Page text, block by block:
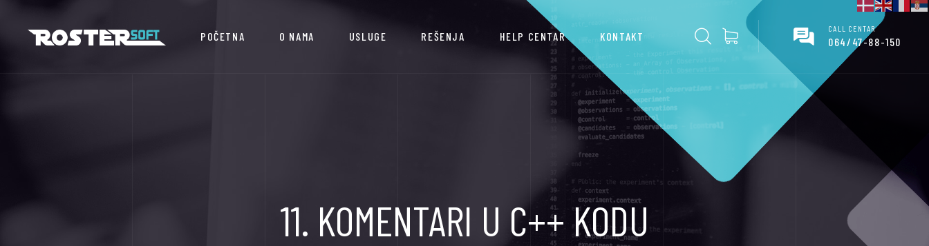
POČETNA O NAMA USLUGE REŠENJA HELP CENTAR KONTAKT
CALL CENTAR
064/47-88-150
11. KOMENTARI U C++ KODU